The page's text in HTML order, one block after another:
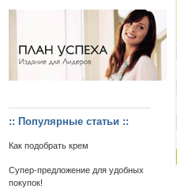
:: Популярные статьи ::
Как подобрать крем
Супер-предложение для удобных
покупок!